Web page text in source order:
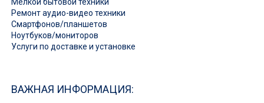
Ремонт аудио-видео техники
Смартфонов/планшетов
Ноутбуков/мониторов
Услуги по доставке и установке
ВАЖНАЯ ИНФОРМАЦИЯ: